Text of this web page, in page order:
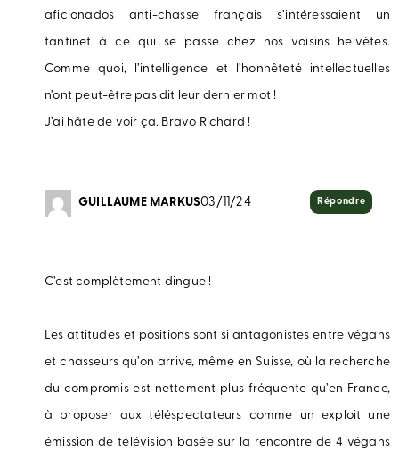
aficionados anti-chasse français s’intéressaient un
tantinet à ce qui se passe chez nos voisins helvètes.
Comme quoi, l’intelligence et l’honnêteté intellectuelles
n’ont peut-être pas dit leur dernier mot !
J’ai hâte de voir ça. Bravo Richard !
GUILLAUME MARKUS03/11/24
C’est complètement dingue !
Les attitudes et positions sont si antagonistes entre végans
et chasseurs qu’on arrive, même en Suisse, où la recherche
du compromis est nettement plus fréquente qu’en France,
à proposer aux téléspectateurs comme un exploit une
émission de télévision basée sur la rencontre de 4 végans
Répondre